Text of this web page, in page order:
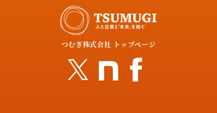
つむぎ株式会社 トップページ